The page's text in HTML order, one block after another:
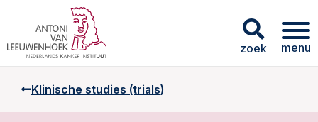
zoek menu
Klinische studies (trials)